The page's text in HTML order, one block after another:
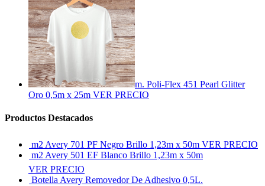
m. Poli-Flex 451 Pearl Glitter
Oro 0,5m x 25m VER PRECIO
Productos Destacados
m2 Avery 701 PF Negro Brillo 1,23m x 50m VER PRECIO
m2 Avery 501 EF Blanco Brillo 1,23m x 50m
VER PRECIO
Botella Avery Removedor De Adhesivo 0,5L.